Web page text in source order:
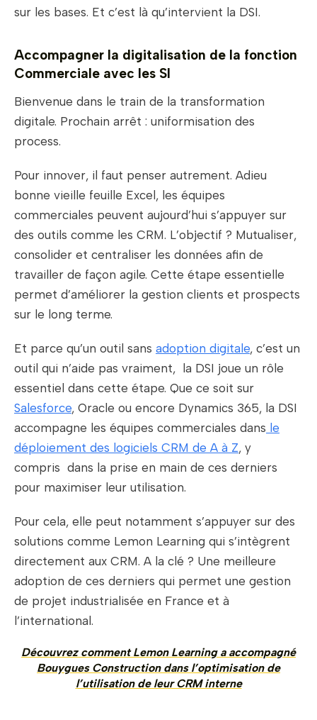
sur les bases. Et c’est là qu’intervient la DSI.
Accompagner la digitalisation de la fonction
Commerciale avec les SI
Bienvenue dans le train de la transformation
digitale. Prochain arrêt : uniformisation des
process.
Pour innover, il faut penser autrement. Adieu
bonne vieille feuille Excel, les équipes
commerciales peuvent aujourd’hui s’appuyer sur
des outils comme les CRM. L’objectif ? Mutualiser,
consolider et centraliser les données afin de
travailler de façon agile. Cette étape essentielle
permet d’améliorer la gestion clients et prospects
sur le long terme.
Et parce qu’un outil sans adoption digitale, c’est un
outil qui n’aide pas vraiment, la DSI joue un rôle
essentiel dans cette étape. Que ce soit sur
Salesforce, Oracle ou encore Dynamics 365, la DSI
accompagne les équipes commerciales dans le
déploiement des logiciels CRM de A à Z, y
compris dans la prise en main de ces derniers
pour maximiser leur utilisation.
Pour cela, elle peut notamment s’appuyer sur des
solutions comme Lemon Learning qui s’intègrent
directement aux CRM. A la clé ? Une meilleure
adoption de ces derniers qui permet une gestion
de projet industrialisée en France et à
l’international.
Découvrez comment Lemon Learning a accompagné
Bouygues Construction dans l’optimisation de
l’utilisation de leur CRM interne